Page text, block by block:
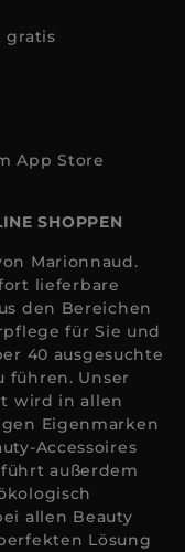
gratis
SHOPPEN
Marionnaud.
lieferbare
den Bereichen
für Sie und
40 ausgesuchte
führen. Unser
wird in allen
Eigenmarken
Accessoires
außerdem
allen Beauty
Lösung